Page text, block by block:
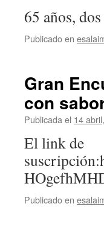
65 años,
Publicado en
Gran
con
Publicada el 14
El link de
Publicado en